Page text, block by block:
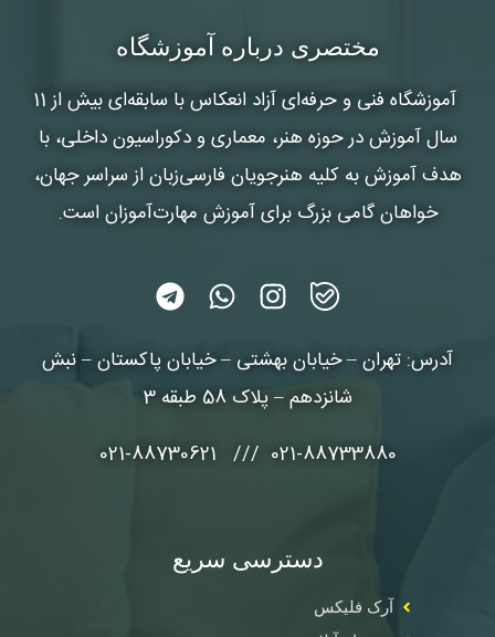
مختصری درباره آموزشگاه
آموزشگاه فنی و حرفه‌ای آزاد انعکاس
با سابقه‌ای بیش از 11
سال آموزش در حوزه هنر، معماری و دکوراسیون داخلی، با
هدف آموزش به کلیه هنرجویان فارسی‌زبان از سراسر جهان،
خواهان گامی بزرگ برای آموزش مهارت‌آموزان است.
آدرس: تهران – خیابان بهشتی – خیابان پاکستان – نبش
شانزدهم – پلاک 58 طبقه 3
021-88733880 /// 021-88730621
دسترسی سریع
آرک فلیکس